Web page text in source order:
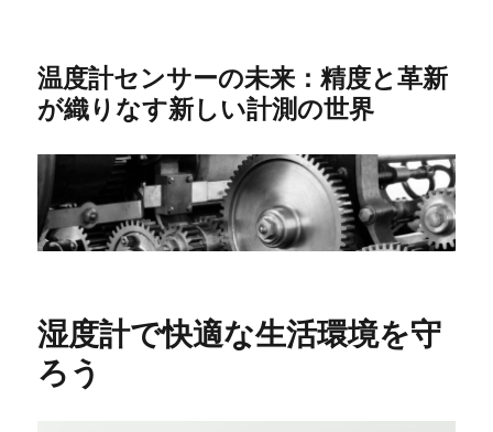
温度計センサーの未来：精度と革新
が織りなす新しい計測の世界
湿度計で快適な生活環境を守
ろう